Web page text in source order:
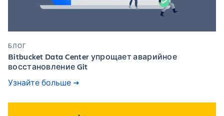
БЛОГ
Bitbucket Data Center упрощает аварийное
восстановление Git
Узнайте больше